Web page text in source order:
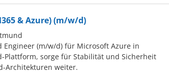
& Azure) (m/w/d)
Engineer (m/w/d) für Microsoft Azure in
Plattform, sorge für Stabilität und Sicherheit
Architekturen weiter.